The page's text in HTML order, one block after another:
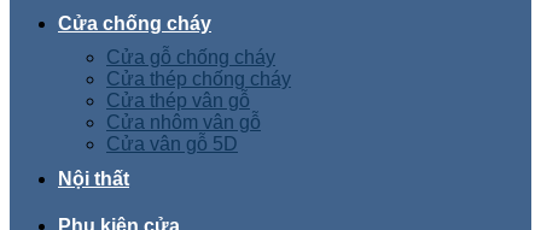
Cửa chống cháy
Cửa gỗ chống cháy
Cửa thép chống cháy
Cửa thép vân gỗ
Cửa nhôm vân gỗ
Cửa vân gỗ 5D
Nội thất
Phụ kiện cửa